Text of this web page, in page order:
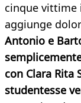
cinque vittime
aggiunge
Antonio e
con Clara Rita
studentesse